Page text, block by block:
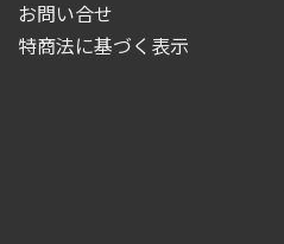
お問い合せ
特商法に基づく表示